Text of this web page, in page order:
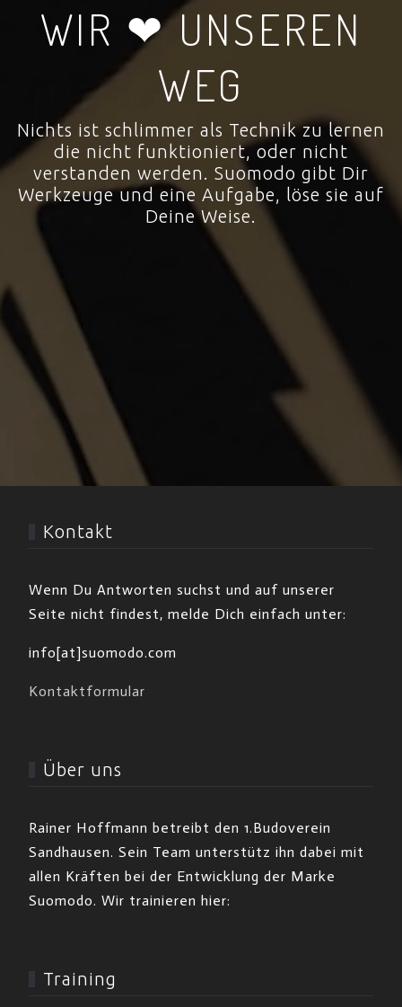
WIR ❤ UNSEREN
WEG
Nichts ist schlimmer als Technik zu lernen
die nicht funktioniert, oder nicht
verstanden werden. Suomodo gibt Dir
Werkzeuge und eine Aufgabe, löse sie auf
Deine Weise.
Kontakt
Wenn Du Antworten suchst und auf unserer
Seite nicht findest, melde Dich einfach unter:
info[at]suomodo.com
Kontaktformular
Über uns
Rainer Hoffmann betreibt den 1.Budoverein
Sandhausen. Sein Team unterstütz ihn dabei mit
allen Kräften bei der Entwicklung der Marke
Suomodo. Wir trainieren hier:
Training